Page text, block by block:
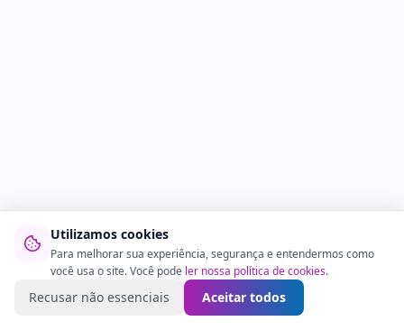
Utilizamos cookies
Para melhorar sua experiência, segurança e entendermos como
você usa o site. Você pode ler nossa política de cookies.
Recusar não essenciais Aceitar todos